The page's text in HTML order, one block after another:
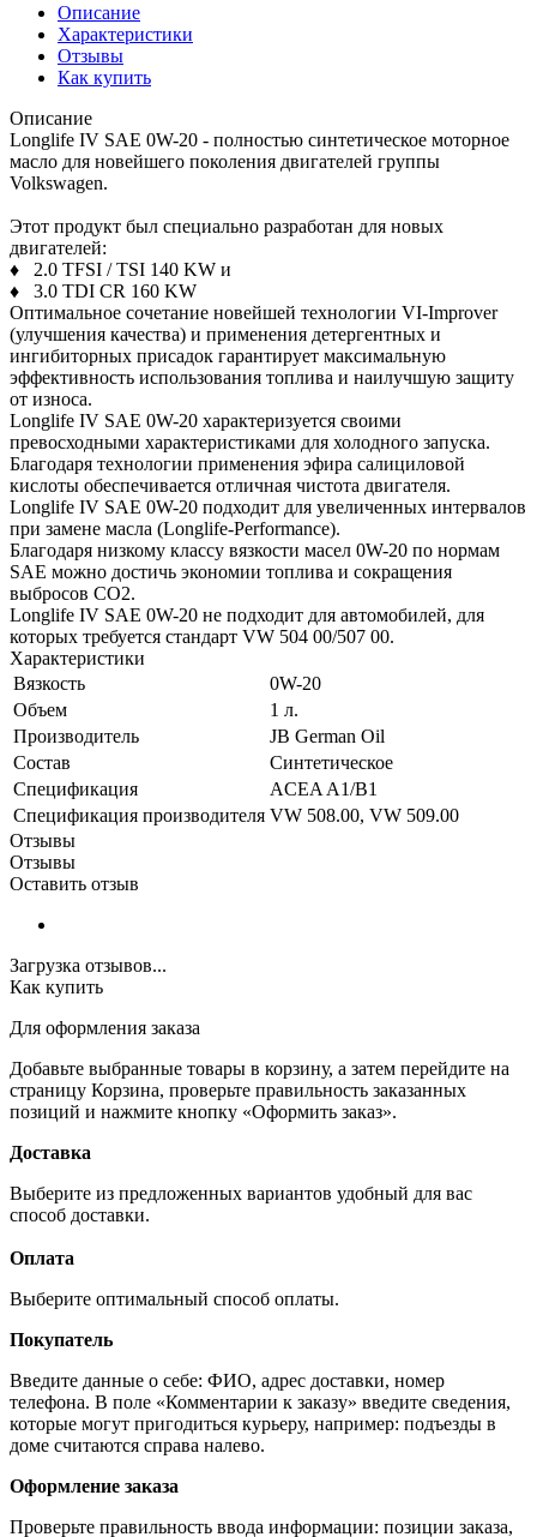
Описание
Характеристики
Отзывы
Как купить
Описание
Longlife IV SAE 0W-20 - полностью синтетическое моторное
масло для новейшего поколения двигателей группы
Volkswagen.
Этот продукт был специально разработан для новых
двигателей:
♦ 2.0 TFSI / TSI 140 KW и
♦ 3.0 TDI CR 160 KW
Оптимальное сочетание новейшей технологии VI-Improver
(улучшения качества) и применения детергентных и
ингибиторных присадок гарантирует максимальную
эффективность использования топлива и наилучшую защиту
от износа.
Longlife IV SAE 0W-20 характеризуется своими
превосходными характеристиками для холодного запуска.
Благодаря технологии применения эфира салициловой
кислоты обеспечивается отличная чистота двигателя.
Longlife IV SAE 0W-20 подходит для увеличенных интервалов
при замене масла (Longlife-Performance).
Благодаря низкому классу вязкости масел 0W-20 по нормам
SAE можно достичь экономии топлива и сокращения
выбросов CO2.
Longlife IV SAE 0W-20 не подходит для автомобилей, для
которых требуется стандарт VW 504 00/507 00.
Характеристики
Вязкость
0W-20
Объем
1 л.
Производитель
JB German Oil
Состав
Синтетическое
Спецификация
ACEA A1/B1
Спецификация производителя VW 508.00, VW 509.00
Отзывы
Отзывы
Оставить отзыв
Загрузка отзывов...
Как купить
Для оформления заказа
Добавьте выбранные товары в корзину, а затем перейдите на
страницу Корзина, проверьте правильность заказанных
позиций и нажмите кнопку «Оформить заказ».
Доставка
Выберите из предложенных вариантов удобный для вас
способ доставки.
Оплата
Выберите оптимальный способ оплаты.
Покупатель
Введите данные о себе: ФИО, адрес доставки, номер
телефона. В поле «Комментарии к заказу» введите сведения,
которые могут пригодиться курьеру, например: подъезды в
доме считаются справа налево.
Оформление заказа
Проверьте правильность ввода информации: позиции заказа,